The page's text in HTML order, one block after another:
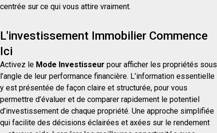
centrée sur ce qui vous attire vraiment.
L'investissement Immobilier Commence
Ici
Activez le Mode Investisseur pour afficher les propriétés sous
l’angle de leur performance financière. L’information essentielle
y est présentée de façon claire et structurée, pour vous
permettre d’évaluer et de comparer rapidement le potentiel
d’investissement de chaque propriété. Une approche simplifiée
qui facilite des décisions éclairées et axées sur le rendement